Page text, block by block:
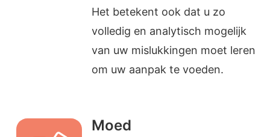
Het betekent ook dat u zo
volledig en analytisch mogelijk
van uw mislukkingen moet leren
om uw aanpak te voeden.
Moed